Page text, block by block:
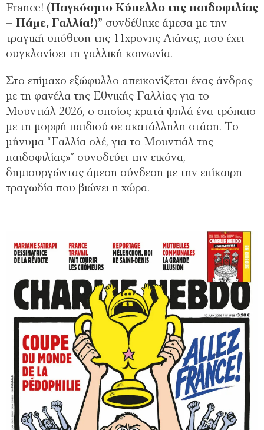
France! (Παγκόσμιο Κύπελλο της παιδοφιλίας
– Πάμε, Γαλλία!)” συνδέθηκε άμεσα με την
τραγική υπόθεση της 11χρονης Λιάνας, που έχει
συγκλονίσει τη γαλλική κοινωνία.
Στο επίμαχο εξώφυλλο απεικονίζεται ένας άνδρας
με τη φανέλα της Εθνικής Γαλλίας για το
Μουντιάλ 2026, ο οποίος κρατά ψηλά ένα τρόπαιο
με τη μορφή παιδιού σε ακατάλληλη στάση. Το
μήνυμα “Γαλλία ολέ, για το Μουντιάλ της
παιδοφιλίας»” συνοδεύει την εικόνα,
δημιουργώντας άμεση σύνδεση με την επίκαιρη
τραγωδία που βιώνει η χώρα.